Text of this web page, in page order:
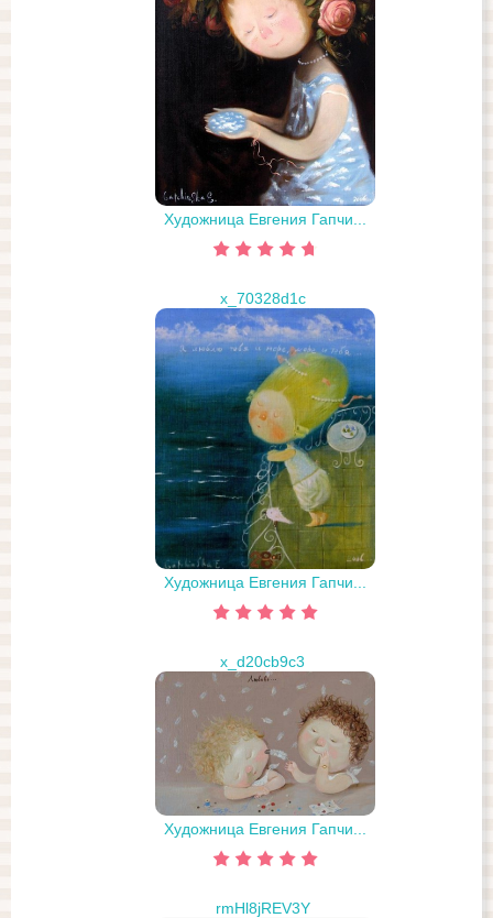
Художница Евгения Гапчи...
x_70328d1c
Художница Евгения Гапчи...
x_d20cb9c3
Художница Евгения Гапчи...
rmHl8jREV3Y